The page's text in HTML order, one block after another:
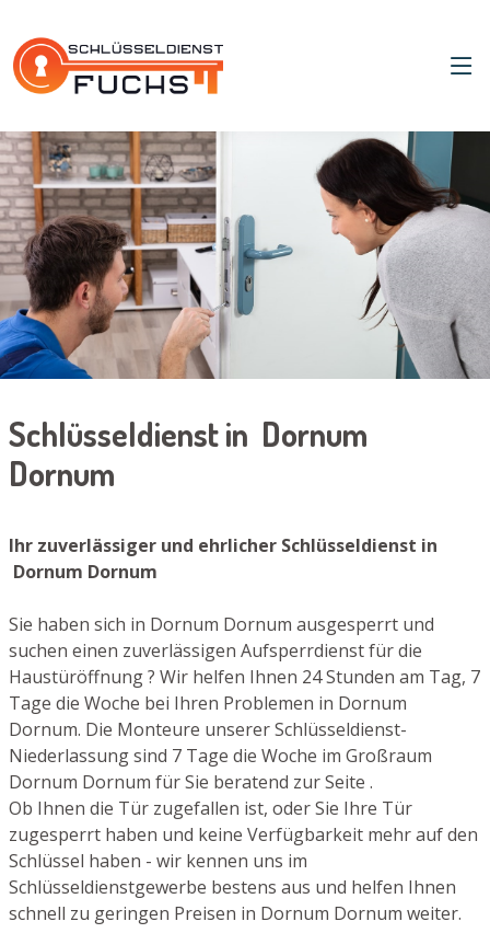
Schlüsseldienst in Dornum
Dornum
Ihr zuverlässiger und ehrlicher Schlüsseldienst in
Dornum Dornum
Sie haben sich in Dornum Dornum ausgesperrt und
suchen einen zuverlässigen Aufsperrdienst für die
Haustüröffnung ? Wir helfen Ihnen 24 Stunden am Tag, 7
Tage die Woche bei Ihren Problemen in Dornum
Dornum. Die Monteure unserer Schlüsseldienst-
Niederlassung sind 7 Tage die Woche im Großraum
Dornum Dornum für Sie beratend zur Seite .
Ob Ihnen die Tür zugefallen ist, oder Sie Ihre Tür
zugesperrt haben und keine Verfügbarkeit mehr auf den
Schlüssel haben - wir kennen uns im
Schlüsseldienstgewerbe bestens aus und helfen Ihnen
schnell zu geringen Preisen in Dornum Dornum weiter.